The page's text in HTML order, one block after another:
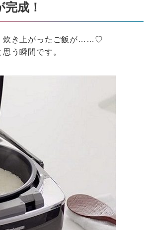
成！
炊き上がったご飯が……♡
う瞬間です。